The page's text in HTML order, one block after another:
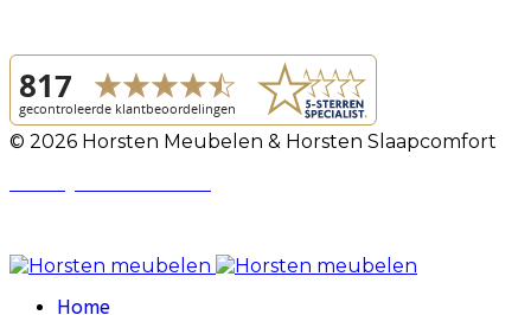
© 2026 Horsten Meubelen & Horsten Slaapcomfort
Home